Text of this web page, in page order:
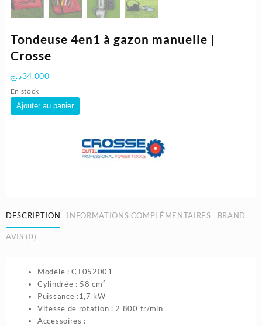
Tondeuse 4en1 à gazon manuelle |
Crosse
34.000د.ج
En stock
quantité
de
Ajouter au panier
DESCRIPTION INFORMATIONS COMPLÉMENTAIRES BRAND
AVIS (0)
Modèle : CT052001
Cylindrée : 58 cm³
Puissance :1,7 kW
Vitesse de rotation : 2 800 tr/min
Accessoires :